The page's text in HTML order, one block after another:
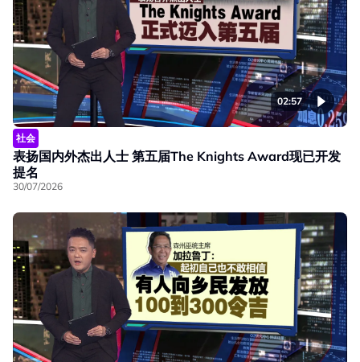
02:57
社会
表扬国内外杰出人士 第五届The Knights Award现已开发
提名
30/07/2026